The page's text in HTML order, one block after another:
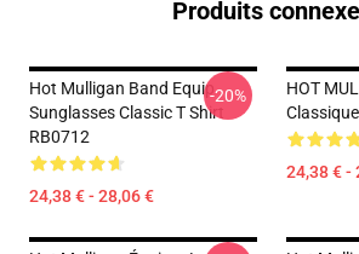
Produits
Hot Mulligan Band Equip
Sunglasses Classic T Shirt
RB0712
24,38 € - 28,06 €
-20%
HOT
24,38 € -